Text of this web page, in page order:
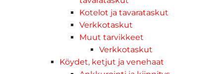
Kotelot ja tavarataskut
Verkkotaskut
Muut tarvikkeet
Verkkotaskut
Köydet, ketjut ja venehaat